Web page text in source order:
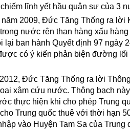
lĩnh yết hầu quân sự của 3
năm 2009, Đức Tăng Thống ra lời
nước rên than hàng xấu
lại ban hành Quyết định 97 ngày
có ý kiến phản biện đường
Đức Tăng Thống ra lời
xâm cứu nước. Thông bạch
thực hiện khi cho phép Trung
Trung quốc thuê với thời hạn
vào Huyện Tam Sa của